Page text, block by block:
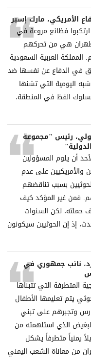
الأمريكي، مارك إسبر
ارتكبوا فظائع مروعة في
هي من تحركهم
العربية السعودية
في الدفاع عن نفسها ضد
اليومية التي تشنها
الفظ في المنطقة،
رئيس "مجموعة
أن يلوم المسؤولين
والأمريكيين على عدم
بسبب تناقضهم
فمن غير المؤكد كيف
حملته، لكن السنوات
إذ إن الحوثيين سيكونون
نائب جمهوري في
المتطرفة التي تتبناها
يتم تعليمها الأطفال
وتجبرهم على تبني
الذي استلهمته من
يمنياً متطرفاً يشكل
من معاناة الشعب اليمني